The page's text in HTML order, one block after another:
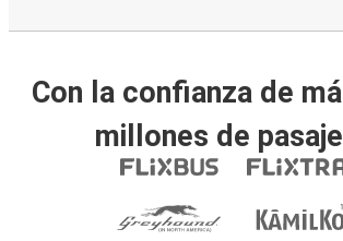
Con la confianza de
millones de